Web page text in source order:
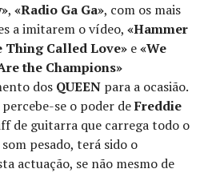
,«Radio Ga Ga», com os mais
a imitarem o vídeo,«Hammer
Thing Called Love» e«We
the Champions»
dos QUEEN para a ocasião.
percebe-se o poder deFreddie
de guitarra que carrega todo o
pesado, terá sido o
actuação, se não mesmo de